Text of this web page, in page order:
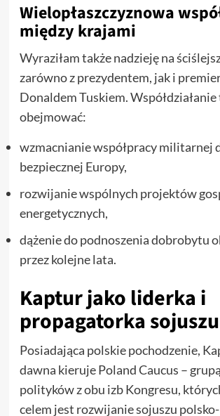
Wielopłaszczyznowa
między krajami
Wyraziłam także nadzieję na
zarówno z prezydentem, jak i
Donaldem Tuskiem. Współdziałanie
obejmować:
wzmacnianie współpracy militarnej
bezpiecznej Europy,
rozwijanie wspólnych projektów
energetycznych,
dążenie do podnoszenia dobrobytu
przez kolejne lata.
Kaptur jako liderka i
propagatorka sojuszu
Posiadająca polskie pochodzenie,
dawna kieruje Poland Caucus –
polityków z obu izb Kongresu,
celem jest rozwijanie sojuszu polsko-